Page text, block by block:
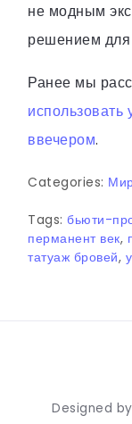
не модным
решением для
Ранее мы
ввечером.
Categories:
Tags: бьюти-
перманент век,
татуаж бровей,
Designed